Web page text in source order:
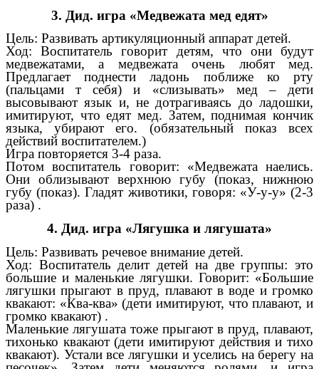
3. Дид. игра «Медвежата мед едят»
Цель: Развивать артикуляционный аппарат детей.
Ход: Воспитатель говорит детям, что они будут
медвежатами, а медвежата очень любят мед.
Предлагает поднести ладонь поближе ко рту
(пальцами т себя) и «слизывать» мед – дети
высовывают язык и, не дотрагиваясь до ладошки,
имитируют, что едят мед. Затем, поднимая кончик
языка, убирают его. (обязательный показ всех
действий воспитателем.)
Игра повторяется 3-4 раза.
Потом воспитатель говорит: «Медвежата наелись.
Они облизывают верхнюю губу (показ, нижнюю
губу (показ). Гладят животики, говоря: «У-у-у» (2-3
раза) .
4. Дид. игра «Лягушка и лягушата»
Цель: Развивать речевое внимание детей.
Ход: Воспитатель делит детей на две группы: это
большие и маленькие лягушки. Говорит: «Большие
лягушки прыгают в пруд, плавают в воде и громко
квакают: «Ква-ква» (дети имитируют, что плавают, и
громко квакают) .
Маленькие лягушата тоже прыгают в пруд, плавают,
тихонько квакают (дети имитируют действия и тихо
квакают). Устали все лягушки и уселись на берегу на